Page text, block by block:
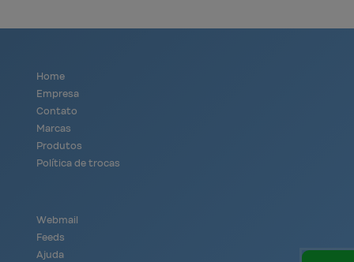
Home
Empresa
Contato
Marcas
Produtos
Política de trocas
Webmail
Feeds
Ajuda